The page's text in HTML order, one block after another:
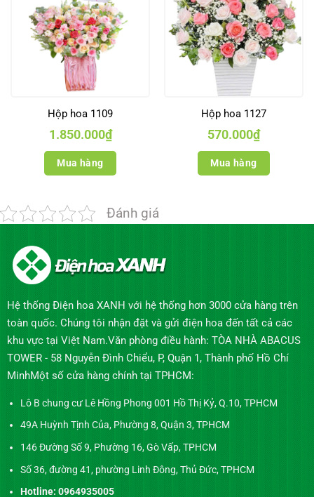
Hộp hoa 1109
1.850.000₫
Mua hàng
Hộp hoa 1127
570.000₫
Mua hàng
Đánh giá
Hệ thống Điện hoa XANH với hệ thống hơn 3000 cửa hàng trên
toàn quốc. Chúng tôi nhận đặt và gửi điện hoa đến tất cả các
khu vực tại Việt Nam.Văn phòng điều hành: TÒA NHÀ ABACUS
TOWER - 58 Nguyễn Đình Chiểu, P, Quận 1, Thành phố Hồ Chí
MinhMột số cửa hàng chính tại TPHCM:
Lô B chung cư Lê Hồng Phong 001 Hồ Thị Kỷ, Q.10, TPHCM
49A Huỳnh Tịnh Của, Phường 8, Quận 3, TPHCM
146 Đường Số 9, Phường 16, Gò Vấp, TPHCM
Số 36, đường 41, phường Linh Đông, Thủ Đức, TPHCM
Hotline: 0964935005